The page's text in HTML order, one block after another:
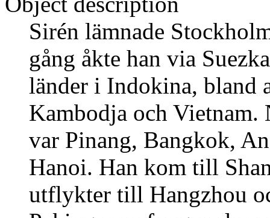
Sirén lämnade
gång åkte han via
länder i Indokina, bland
Kambodja och Vietnam.
var Pinang, Bangkok,
Hanoi. Han kom till
utflykter till Hangzhou